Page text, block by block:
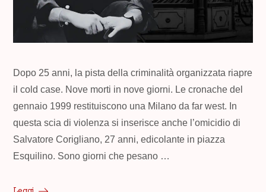
Dopo 25 anni, la pista della criminalità organizzata riapre
il cold case. Nove morti in nove giorni. Le cronache del
gennaio 1999 restituiscono una Milano da far west. In
questa scia di violenza si inserisce anche l’omicidio di
Salvatore Corigliano, 27 anni, edicolante in piazza
Esquilino. Sono giorni che pesano …